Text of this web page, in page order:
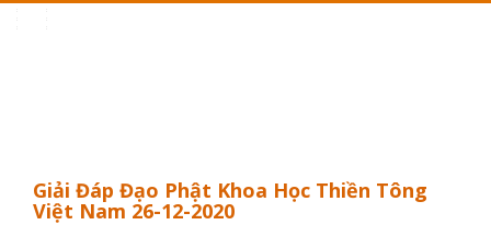
Giải Đáp Đạo Phật Khoa Học Thiền Tông
Việt Nam 26-12-2020